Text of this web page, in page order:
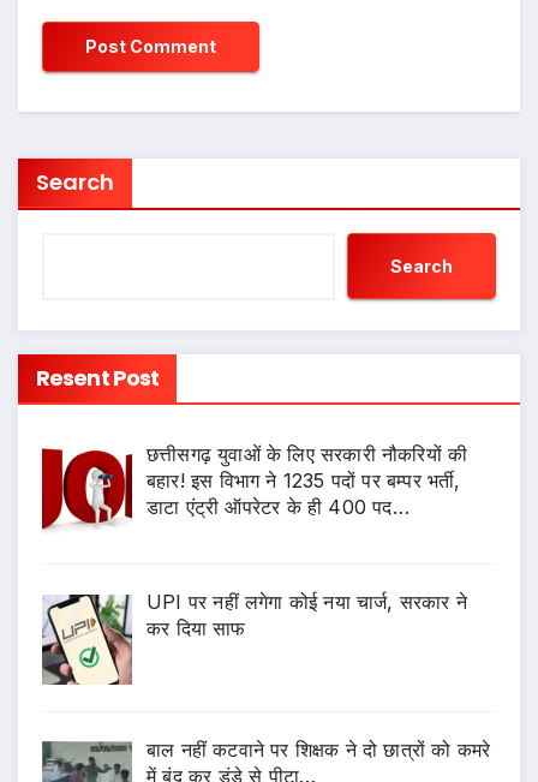
Search
Search
Resent Post
छत्तीसगढ़ युवाओं के लिए सरकारी नौकरियों की
बहार! इस विभाग ने 1235 पदों पर बम्पर भर्ती,
डाटा एंट्री ऑपरेटर के ही 400 पद…
UPI पर नहीं लगेगा कोई नया चार्ज, सरकार ने
कर दिया साफ
बाल नहीं कटवाने पर शिक्षक ने दो छात्रों को कमरे
में बंद कर डंडे से पीटा…